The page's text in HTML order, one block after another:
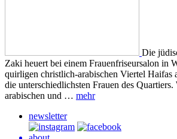
Die
Zaki heuert bei einem Frauenfriseursalon in
quirligen christlich-arabischen Viertel Haifas
die unterschiedlichsten Frauen des
arabischen und … mehr
newsletter